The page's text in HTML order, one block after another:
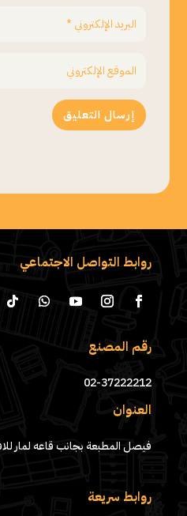
إرسال التعليق
روابط التواصل الاجتماعي
رقم المصنع
02-37222212
العنوان
فيصل المطبعة بجانب قاعه لمار
روابط سريعة